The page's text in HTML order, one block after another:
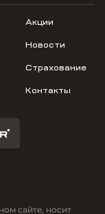
Акции
Новости
Страхование
Контакты
сайте, носит